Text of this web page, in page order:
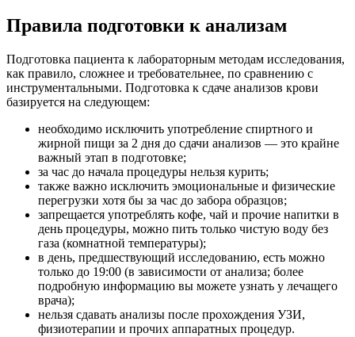
Правила подготовки к анализам
Подготовка пациента к лабораторным методам исследования,
как правило, сложнее и требовательнее, по сравнению с
инструментальными. Подготовка к сдаче анализов крови
базируется на следующем:
необходимо исключить употребление спиртного и
жирной пищи за 2 дня до сдачи анализов — это крайне
важный этап в подготовке;
за час до начала процедуры нельзя курить;
также важно исключить эмоциональные и физические
перегрузки хотя бы за час до забора образцов;
запрещается употреблять кофе, чай и прочие напитки в
день процедуры, можно пить только чистую воду без
газа (комнатной температуры);
в день, предшествующий исследованию, есть можно
только до 19:00 (в зависимости от анализа; более
подробную информацию вы можете узнать у лечащего
врача);
нельзя сдавать анализы после прохождения УЗИ,
физиотерапии и прочих аппаратных процедур.